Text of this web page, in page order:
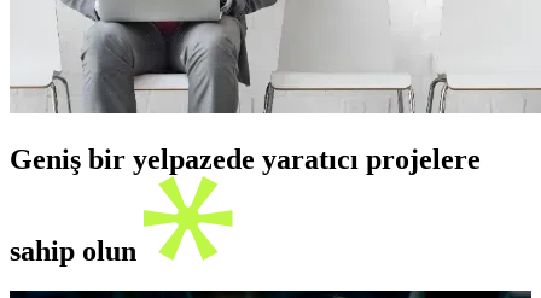
Geniş bir yelpazede yaratıcı projelere
sahip olun